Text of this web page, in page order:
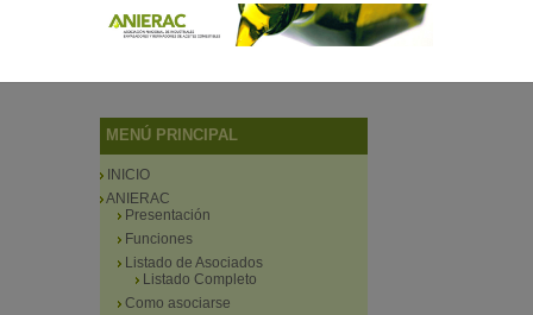
MENÚ PRINCIPAL
INICIO
ANIERAC
Presentación
Funciones
Listado de Asociados
Listado Completo
Como asociarse